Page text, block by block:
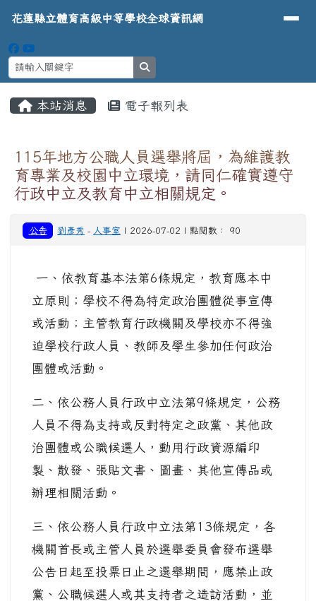
花蓮縣立體育高級中等學校全球資
導覽列
花蓮縣立體育高級中等學校全球資訊網
本站消息 電子報列表
115年地方公職人員選舉將屆，為維護教
育專業及校園中立環境，請同仁確實遵守
行政中立及教育中立相關規定。
公告 劉彥秀 - 人事室 | 2026-07-02 | 點閱數： 90
一、依教育基本法第6條規定，教育應本中
立原則；學校不得為特定政治團體從事宣傳
或活動；主管教育行政機關及學校亦不得強
迫學校行政人員、教師及學生參加任何政治
團體或活動。
二、依公務人員行政中立法第9條規定，公務
人員不得為支持或反對特定之政黨、其他政
治團體或公職候選人，動用行政資源編印
製、散發、張貼文書、圖畫、其他宣傳品或
辦理相關活動。
三、依公務人員行政中立法第13條規定，各
機關首長或主管人員於選舉委員會發布選舉
公告日起至投票日止之選舉期間，應禁止政
黨、公職候選人或其支持者之造訪活動，並